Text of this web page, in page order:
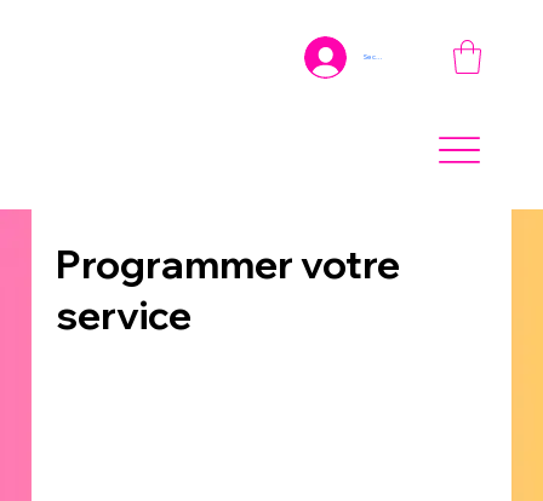
Se connecter
Programmer votre
service